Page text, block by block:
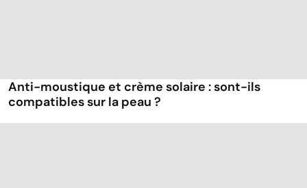
Anti-moustique et crème solaire : sont-ils
compatibles sur la peau ?